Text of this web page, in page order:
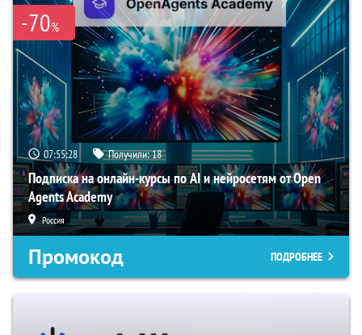
-70%
07:55:27 Получили:18
Подписка на онлайн-курсы по AI и нейросетям от Open
Agents Academy
Россия
Промокод ПОДРОБНЕЕ